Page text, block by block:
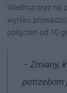
Wiednia oraz na
wyniku
połączeń od 10
– Zmiany,
potrzebom